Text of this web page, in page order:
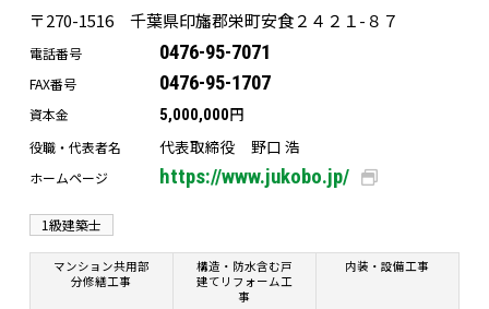
〒270-1516 千葉県印旛郡栄町安食２４２１-８７
電話番号 0476-95-7071
FAX番号 0476-95-1707
資本金 5,000,000円
役職・代表者名 代表取締役 野口 浩
ホームページ https://www.jukobo.jp/
1級建築士
マンション共用部
分修繕工事
構造・防水含む戸
建てリフォーム工
事
内装・設備工事